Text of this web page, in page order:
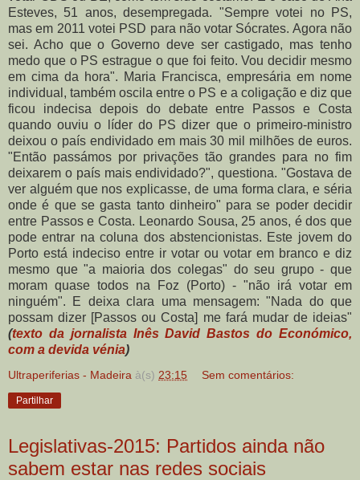
Esteves, 51 anos, desempregada. "Sempre votei no PS,
mas em 2011 votei PSD para não votar Sócrates. Agora não
sei. Acho que o Governo deve ser castigado, mas tenho
medo que o PS estrague o que foi feito. Vou decidir mesmo
em cima da hora". Maria Francisca, empresária em nome
individual, também oscila entre o PS e a coligação e diz que
ficou indecisa depois do debate entre Passos e Costa
quando ouviu o líder do PS dizer que o primeiro-ministro
deixou o país endividado em mais 30 mil milhões de euros.
"Então passámos por privações tão grandes para no fim
deixarem o país mais endividado?", questiona. "Gostava de
ver alguém que nos explicasse, de uma forma clara, e séria
onde é que se gasta tanto dinheiro" para se poder decidir
entre Passos e Costa. Leonardo Sousa, 25 anos, é dos que
pode entrar na coluna dos abstencionistas. Este jovem do
Porto está indeciso entre ir votar ou votar em branco e diz
mesmo que "a maioria dos colegas" do seu grupo - que
moram quase todos na Foz (Porto) - "não irá votar em
ninguém". E deixa clara uma mensagem: "Nada do que
possam dizer [Passos ou Costa] me fará mudar de ideias"
(texto da jornalista Inês David Bastos do Económico,
com a devida vénia)
Ultraperiferias - Madeira à(s) 23:15 Sem comentários:
Partilhar
Legislativas-2015: Partidos ainda não
sabem estar nas redes sociais